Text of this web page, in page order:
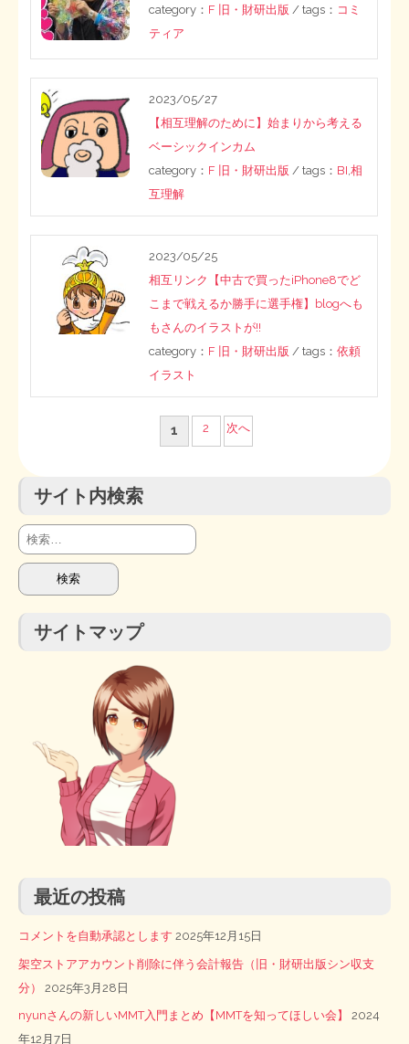
category： F 旧・財研出版 / tags： コミ
ティア
2023/05/27
【相互理解のために】始まりから考える
ベーシックインカム
category： F 旧・財研出版 / tags： BI,相
互理解
2023/05/25
相互リンク【中古で買ったiPhone8でど
こまで戦えるか勝手に選手権】blogへも
もさんのイラストが!!
category： F 旧・財研出版 / tags：依頼
イラスト
の
ペ
送
1 2 次へ
サイト内検索
検
索:
サイトマップ
最近の投稿
コメントを自動承認とします 2025年12月15日
架空ストアアカウント削除に伴う会計報告（旧・財研出版シン収支
分）
2025年3月28日
nyunさんの新しいMMT入門まとめ【MMTを知ってほしい会】
2024
年12月7日